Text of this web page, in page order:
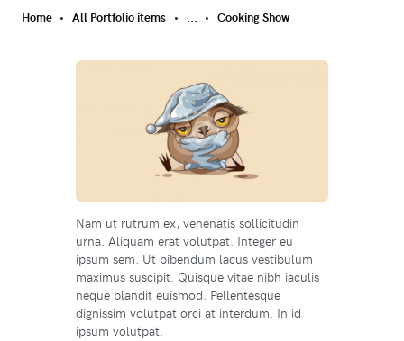
Home All Portfolio items ... Cooking Show
Nam ut rutrum ex, venenatis sollicitudin
urna. Aliquam erat volutpat. Integer eu
ipsum sem. Ut bibendum lacus vestibulum
maximus suscipit. Quisque vitae nibh iaculis
neque blandit euismod. Pellentesque
dignissim volutpat orci at interdum. In id
ipsum volutpat.